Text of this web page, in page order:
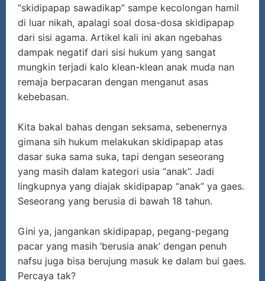
“skidipapap sawadikap” sampe kecolongan hamil
di luar nikah, apalagi soal dosa-dosa skidipapap
dari sisi agama. Artikel kali ini akan ngebahas
dampak negatif dari sisi hukum yang sangat
mungkin terjadi kalo klean-klean anak muda nan
remaja berpacaran dengan menganut asas
kebebasan.
Kita bakal bahas dengan seksama, sebenernya
gimana sih hukum melakukan skidipapap atas
dasar suka sama suka, tapi dengan seseorang
yang masih dalam kategori usia “anak”. Jadi
lingkupnya yang diajak skidipapap “anak” ya gaes.
Seseorang yang berusia di bawah 18 tahun.
Gini ya, jangankan skidipapap, pegang-pegang
pacar yang masih ‘berusia anak’ dengan penuh
nafsu juga bisa berujung masuk ke dalam bui gaes.
Percaya tak?